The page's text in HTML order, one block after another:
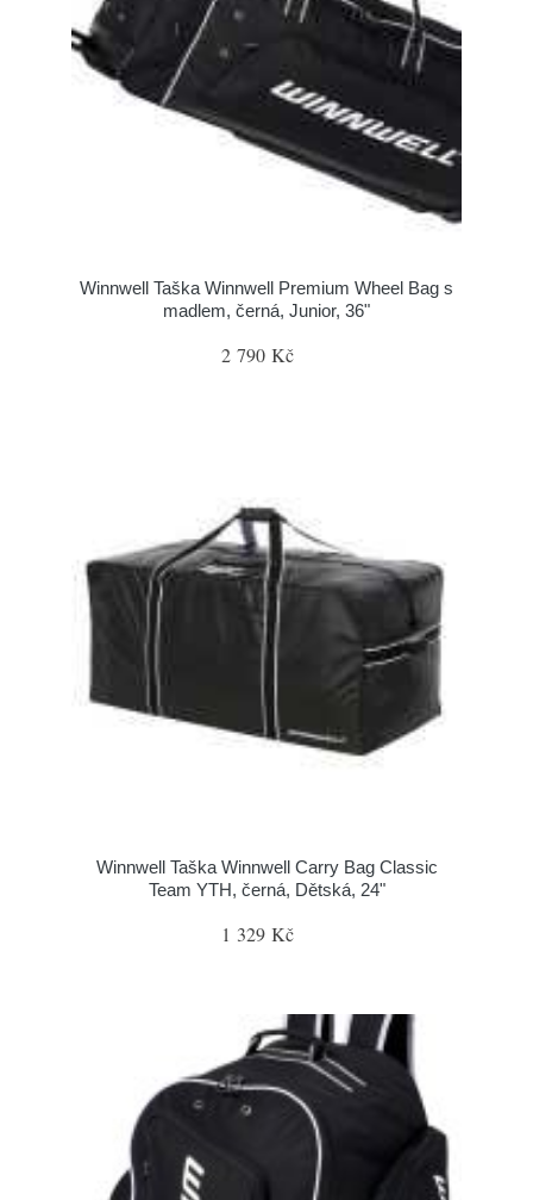
Winnwell Taška Winnwell Premium Wheel Bag s
madlem, černá, Junior, 36"
2 790 Kč
Winnwell Taška Winnwell Carry Bag Classic
Team YTH, černá, Dětská, 24"
1 329 Kč